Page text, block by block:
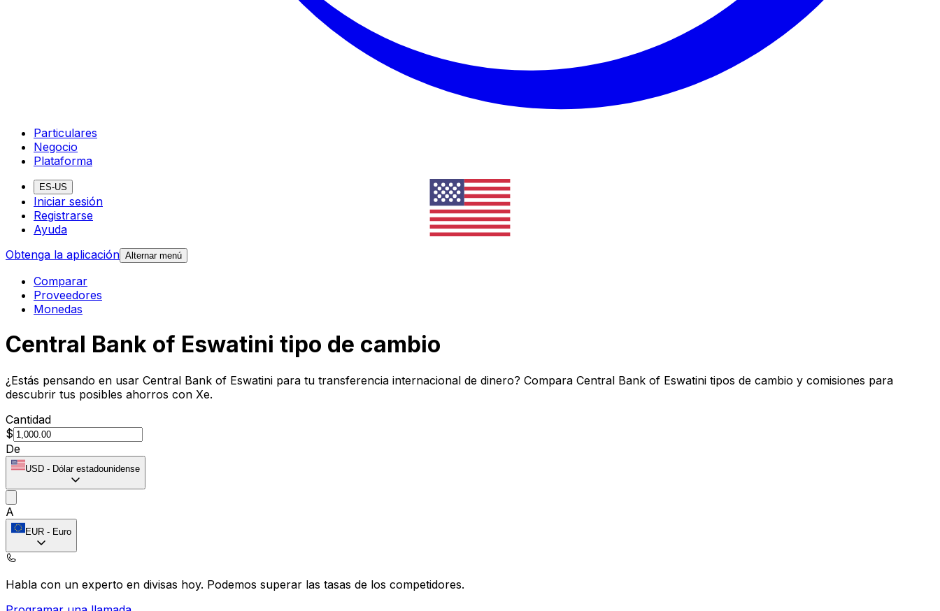
Particulares
Negocio
Plataforma
ES-US
Iniciar sesión
Registrarse
Ayuda
Obtenga la aplicación Alternar menú
Comparar
Proveedores
Monedas
Central Bank of Eswatini tipo de cambio
¿Estás pensando en usar Central Bank of Eswatini para tu transferencia internacional de dinero? Compara Central Bank of Eswatini tipos de cambio y comisiones para
descubrir tus posibles ahorros con Xe.
Cantidad
$
De
USD - Dólar estadounidense
A
EUR - Euro
Habla con un experto en divisas hoy. Podemos superar las tasas de los competidores.